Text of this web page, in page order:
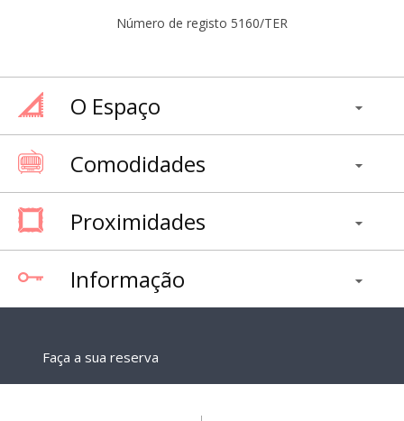
Número de registo 5160/TER
O Espaço
Comodidades
Proximidades
Informação
Faça a sua reserva